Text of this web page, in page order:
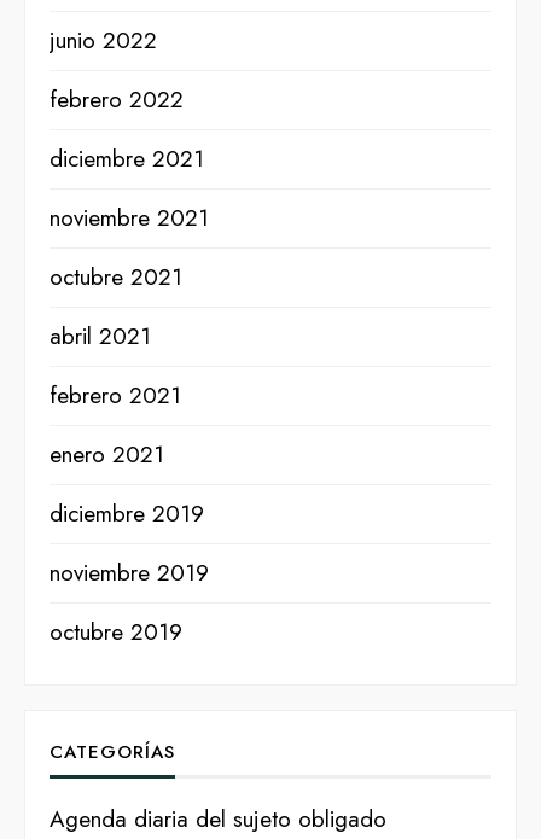
junio 2022
febrero 2022
diciembre 2021
noviembre 2021
octubre 2021
abril 2021
febrero 2021
enero 2021
diciembre 2019
noviembre 2019
octubre 2019
CATEGORÍAS
Agenda diaria del sujeto obligado